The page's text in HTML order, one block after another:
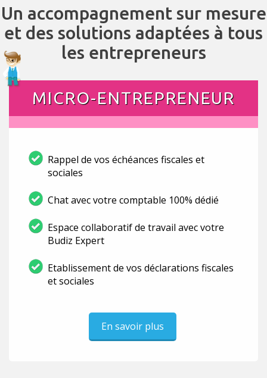
Un accompagnement sur mesure
et des solutions adaptées à tous
les entrepreneurs
MICRO-ENTREPRENEUR
Rappel de vos échéances fiscales et
sociales
Chat avec votre comptable 100% dédié
Espace collaboratif de travail avec votre
Budiz Expert
Etablissement de vos déclarations fiscales
et sociales
En savoir plus